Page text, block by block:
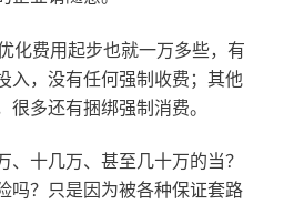
化费用起步也就一万多些，有
入，没有任何强制收费；其他
多还有捆绑强制消费。
、十几万、甚至几十万的当？
吗？只是因为被各种保证套路